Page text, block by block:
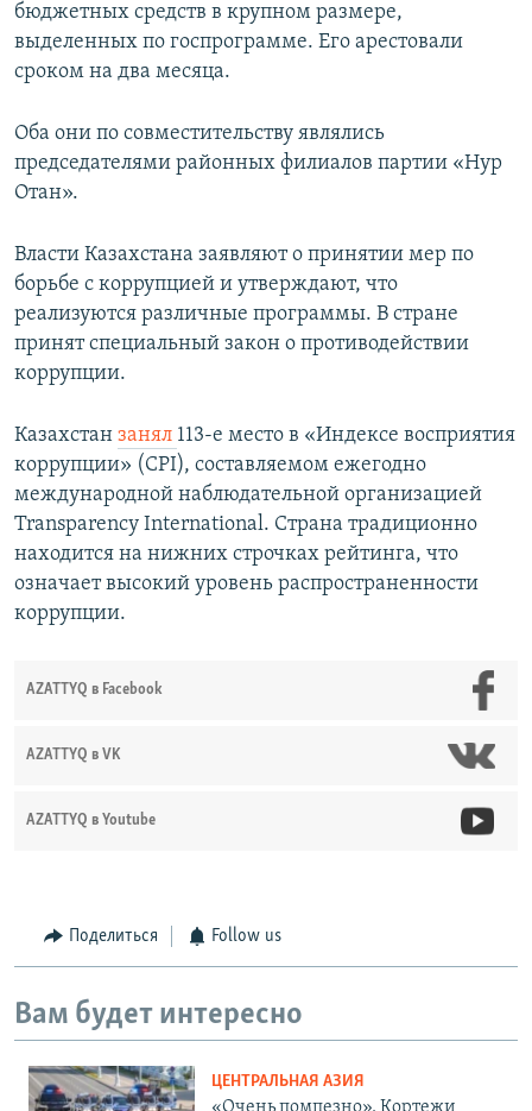
бюджетных средств в крупном размере,
выделенных по госпрограмме. Его арестовали
сроком на два месяца.
Оба они по совместительству являлись
председателями районных филиалов партии «Нур
Отан».
Власти Казахстана заявляют о принятии мер по
борьбе с коррупцией и утверждают, что
реализуются различные программы. В стране
принят специальный закон о противодействии
коррупции.
Казахстан занял 113-е место в «Индексе восприятия
коррупции» (CPI), составляемом ежегодно
международной наблюдательной организацией
Transparency International. Страна традиционно
находится на нижних строчках рейтинга, что
означает высокий уровень распространенности
коррупции.
AZATTYQ в Facebook
AZATTYQ в VK
AZATTYQ в Youtube
Поделиться Follow us
Вам будет интересно
ЦЕНТРАЛЬНАЯ АЗИЯ